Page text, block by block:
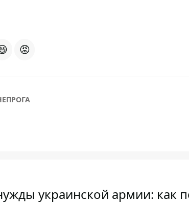
😡
украинской армии: как